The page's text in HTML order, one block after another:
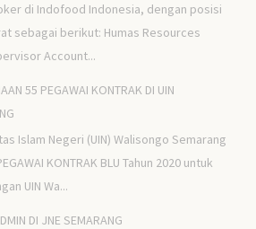
di Indofood Indonesia, dengan posisi
sebagai berikut: Humas Resources
Account...
55 PEGAWAI KONTRAK DI UIN
Islam Negeri (UIN) Walisongo Semarang
KONTRAK BLU Tahun 2020 untuk
UIN Wa...
DI JNE SEMARANG